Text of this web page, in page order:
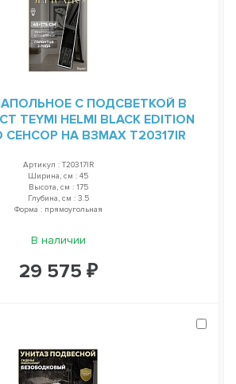
С ПОДСВЕТКОЙ В
HELMI BLACK EDITION
СЕНСОР НА ВЗМАХ T20317IR
Артикул : T20317IR
Ширина, см : 45
Высота, см : 175
Глубина, см : 3.5
Форма : прямоугольная
В наличии
29 575 ₽